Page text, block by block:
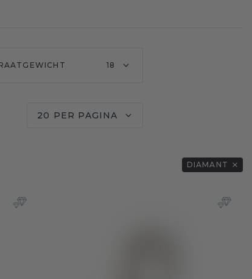
18
20 PER PAGINA
DIAMANT